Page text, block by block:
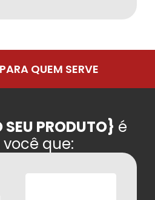
QUEM SERVE
PRODUTO} é
que: